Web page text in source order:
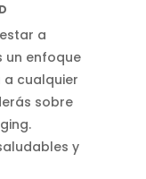
a
un enfoque
cualquier
sobre
y